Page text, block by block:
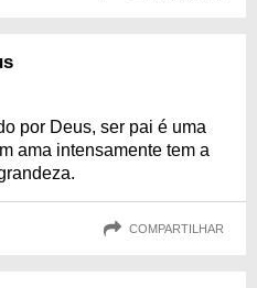
por Deus, ser pai é uma
ama intensamente tem a
COMPARTILHAR